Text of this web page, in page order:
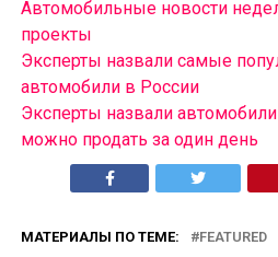
Автомобильные новости
проекты
Эксперты назвали самые
автомобили в России
Эксперты назвали
можно продать за один день
МАТЕРИАЛЫ ПО ТЕМЕ: FEATURED